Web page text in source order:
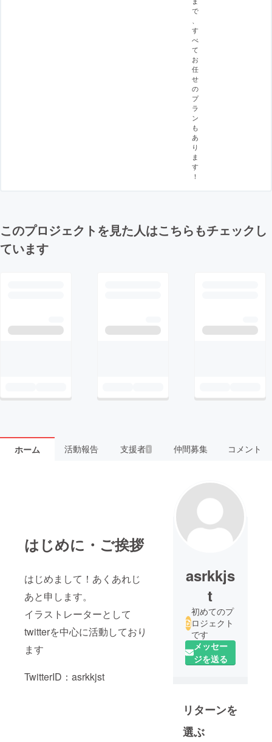
で
す
べ
て
お
任
せ
の
プ
ラ
ン
も
あ
り
ま
す
！
このプロジェクトを見た人はこちらもチェックし
ています
ホーム 活動報告 支援者 1 仲間募集 コメント
はじめに・ご挨拶
はじめまして！あくあれじ
あと申します。
イラストレーターとして
twitterを中心に活動しており
ます
TwitterID：asrkkjst
asrkkjs
t
初めてのプ
ロジェクト
です
メッセー
ジを送る
リターンを
選ぶ